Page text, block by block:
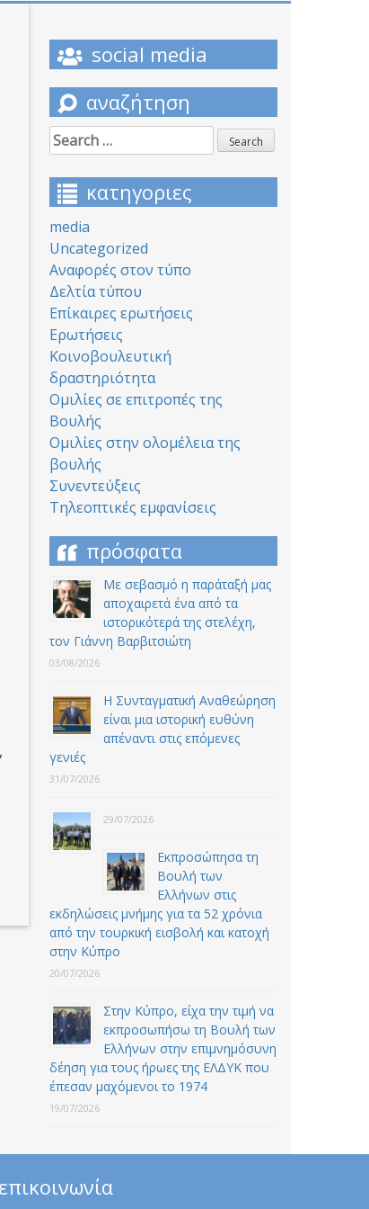
social media
αναζήτηση
Search
for:
κατηγοριες
media
Uncategorized
Αναφορές στον τύπο
Δελτία τύπου
Επίκαιρες ερωτήσεις
Ερωτήσεις
Κοινοβουλευτική
δραστηριότητα
Ομιλίες σε επιτροπές της
Βουλής
Ομιλίες στην ολομέλεια της
βουλής
Συνεντεύξεις
Τηλεοπτικές εμφανίσεις
πρόσφατα
Με σεβασμό η παράταξή μας
αποχαιρετά ένα από τα
ιστορικότερά της στελέχη,
τον Γιάννη Βαρβιτσιώτη
03/08/2026
Η Συνταγματική Αναθεώρηση
είναι μια ιστορική ευθύνη
απέναντι στις επόμενες
γενιές
31/07/2026
29/07/2026
Εκπροσώπησα τη
Βουλή των
Ελλήνων στις
εκδηλώσεις μνήμης για τα 52 χρόνια
από την τουρκική εισβολή και κατοχή
στην Κύπρο
20/07/2026
Στην Κύπρο, είχα την τιμή να
εκπροσωπήσω τη Βουλή των
Ελλήνων στην επιμνημόσυνη
δέηση για τους ήρωες της ΕΛΔΥΚ που
έπεσαν μαχόμενοι το 1974
19/07/2026
επικοινωνία